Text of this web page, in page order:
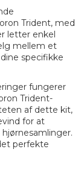
Trident, med
letter enkel
mellem et
specifikke
fungerer
Trident-
af dette kit,
for at
perfekte